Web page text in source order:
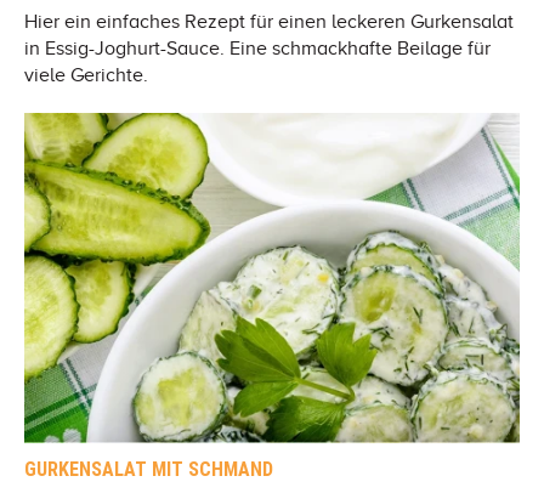
Hier ein einfaches Rezept für einen leckeren Gurkensalat
in Essig-Joghurt-Sauce. Eine schmackhafte Beilage für
viele Gerichte.
GURKENSALAT MIT SCHMAND